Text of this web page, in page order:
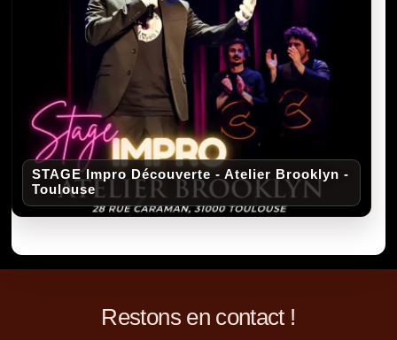
STAGE Impro Découverte - Atelier Brooklyn -
Toulouse
Restons en contact !